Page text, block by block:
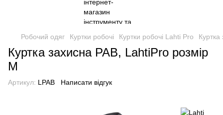
Робочий одяг Куртки робочі Куртки робочі Lahti Pro
Куртка захисна PAB, LahtiPro розмір
M
Артикул: LPAB Написати відгук